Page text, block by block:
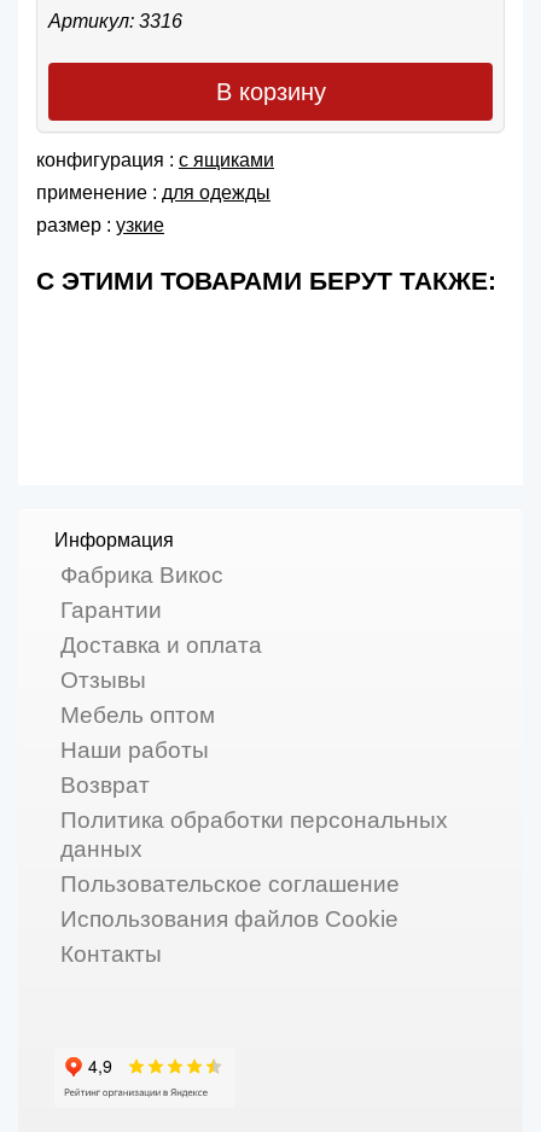
Артикул: 3316
В корзину
конфигурация : с ящиками
применение : для одежды
размер : узкие
С ЭТИМИ ТОВАРАМИ БЕРУТ ТАКЖЕ:
Информация
Фабрика Викос
Гарантии
Доставка и оплата
Отзывы
Мебель оптом
Наши работы
Возврат
Политика обработки персональных
данных
Пользовательское соглашение
Использования файлов Cookie
Контакты